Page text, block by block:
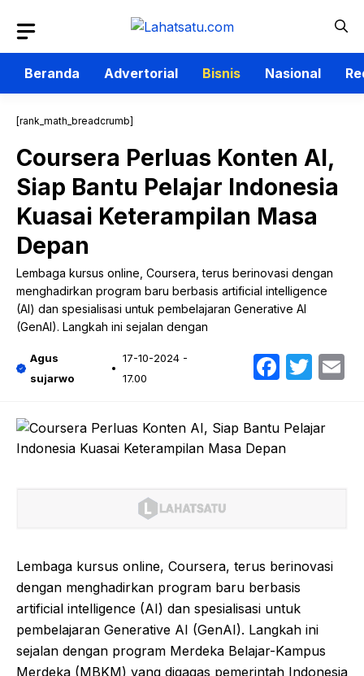
isi
Beranda
Advertorial Bisnis Nasional
[rank_math_breadcrumb]
Coursera Perluas Konten AI,
Siap Bantu Pelajar Indonesia
Kuasai Keterampilan Masa
Depan
Lembaga kursus online, Coursera, terus berinovasi dengan
menghadirkan program baru berbasis artificial intelligence
(AI) dan spesialisasi untuk pembelajaran Generative AI
(GenAI). Langkah ini sejalan dengan
Agus
sujarwo
17-10-2024 -
17.00
Lembaga kursus online, Coursera, terus berinovasi
dengan menghadirkan program baru berbasis
artificial intelligence (AI) dan spesialisasi untuk
pembelajaran Generative AI (GenAI). Langkah ini
sejalan dengan program Merdeka Belajar-Kampus
Merdeka (MBKM) yang digagas pemerintah Indonesia